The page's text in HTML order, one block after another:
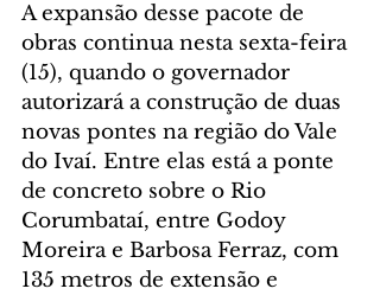
A expansão desse pacote de
obras continua nesta sexta-feira
(15), quando o governador
autorizará a construção de duas
novas pontes na região do Vale
do Ivaí. Entre elas está a ponte
de concreto sobre o Rio
Corumbataí, entre Godoy
Moreira e Barbosa Ferraz, com
135 metros de extensão e